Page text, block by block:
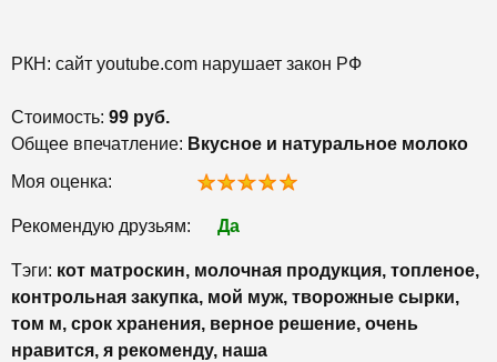
РКН: сайт youtube.com нарушает закон РФ
Стоимость: 99 руб.
Общее впечатление: Вкусное и натуральное молоко
Моя оценка:
Рекомендую друзьям: Да
Тэги: кот матроскин, молочная продукция, топленое,
контрольная закупка, мой муж, творожные сырки,
том м, срок хранения, верное решение, очень
нравится, я рекоменду, наша